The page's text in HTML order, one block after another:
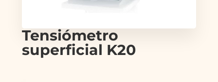
Tensiómetro
superficial K20